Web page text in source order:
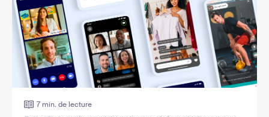
7 min. de lecture